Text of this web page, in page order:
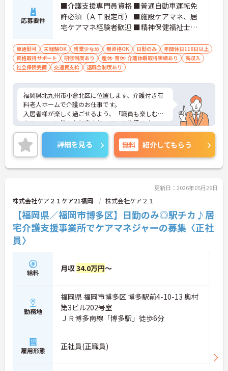
応募要件
■介護支援専門員資格 ■普通自動車運転免
許必須（ＡＴ限定可） ■施設ケアマネ、居
宅ケアマネ経験者歓迎 ■精神保健福祉士、
介護福祉士、社会福祉士、保健師の有資格
者歓迎
車通勤可 未経験OK 残業少なめ 無資格OK 日勤のみ
年間休日110日以上
資格取得サポート
研修制度あり 産休･育休･介護休暇取得実績あり
高収入
社会保険完備
交通費支給 退職金制度あり
福岡県北九州市小倉北区に位置します、介護付き有
料老人ホームで介護のお仕事です。
入居者様が楽しく過ごせるよう、「職員も楽しむ」
をモットーに様々な行事を行っている施設です。
高齢者と関わるのがお好きな方には必見の求人で
す。ご興味を持たれましたらお気軽にお問い合わせ
ください♪
詳細を見る 無料 紹介してもらう
更新日：2026年05月26日
株式会社ケア２１ケア21福岡 株式会社ケア２１
【福岡県／福岡市博多区】日勤のみ◎駅チカ♪居
宅介護支援事業所でケアマネジャーの募集〈正社
員〉
給料 月収34.0万円～
勤務地
福岡県 福岡市博多区 博多駅前4-10-13 奥村
第3ビル202号室
ＪＲ博多南線「博多駅」徒歩6分
雇用形態 正社員(正職員)